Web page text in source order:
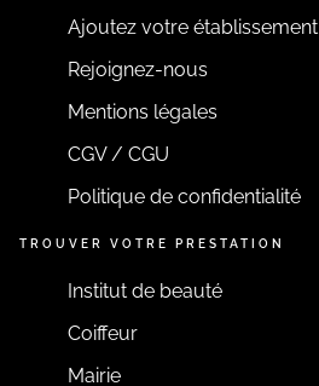
Ajoutez votre établissement
Rejoignez-nous
Mentions légales
CGV / CGU
Politique de confidentialité
TROUVER VOTRE PRESTATION
Institut de beauté
Coiffeur
Mairie